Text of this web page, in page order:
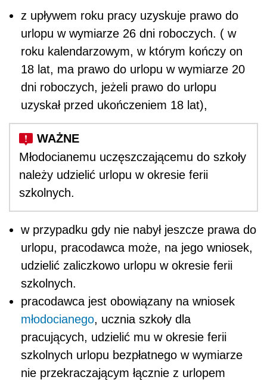
z upływem roku pracy uzyskuje prawo do
urlopu w wymiarze 26 dni roboczych. ( w
roku kalendarzowym, w którym kończy on
18 lat, ma prawo do urlopu w wymiarze 20
dni roboczych, jeżeli prawo do urlopu
uzyskał przed ukończeniem 18 lat),
Młodocianemu uczęszczającemu do szkoły
należy udzielić urlopu w okresie ferii
szkolnych.
w przypadku gdy nie nabył jeszcze prawa do
urlopu, pracodawca może, na jego wniosek,
udzielić zaliczkowo urlopu w okresie ferii
szkolnych.
pracodawca jest obowiązany na wniosek
młodocianego, ucznia szkoły dla
pracujących, udzielić mu w okresie ferii
szkolnych urlopu bezpłatnego w wymiarze
nie przekraczającym łącznie z urlopem